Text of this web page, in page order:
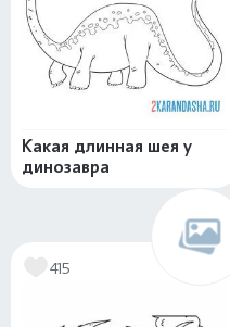
Какая длинная шея у
динозавра
415